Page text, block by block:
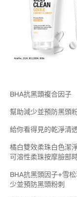
BHA抗黑頭複合因子
幫助減少並預防黑頭
給你看得見的乾淨清
橘白雙效柔珠白色潔
可溶性柔珠按摩臉部
BHA抗黑頭因子+雪
少並預防黑頭粉刺